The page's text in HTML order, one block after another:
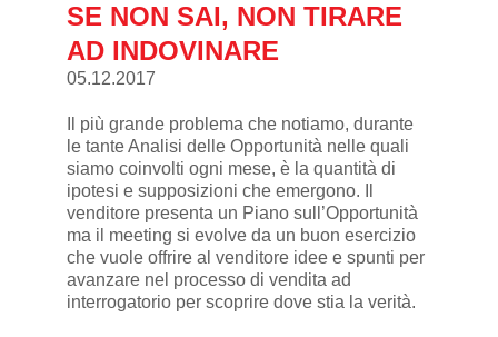
SE NON SAI, NON TIRARE
AD INDOVINARE
05.12.2017
Il più grande problema che notiamo, durante
le tante Analisi delle Opportunità nelle quali
siamo coinvolti ogni mese, è la quantità di
ipotesi e supposizioni che emergono. Il
venditore presenta un Piano sull’Opportunità
ma il meeting si evolve da un buon esercizio
che vuole offrire al venditore idee e spunti per
avanzare nel processo di vendita ad
interrogatorio per scoprire dove stia la verità.